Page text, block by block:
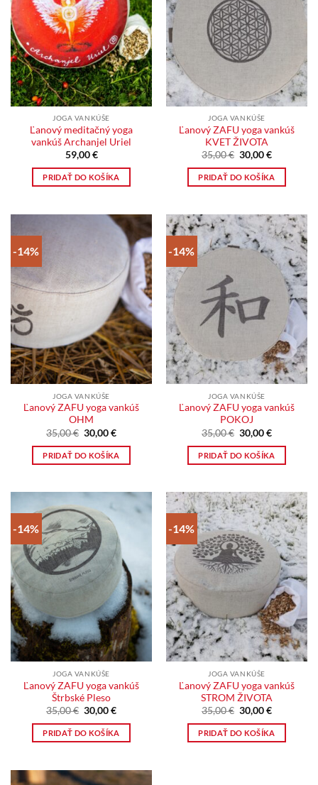
JOGA VANKÚŠE
Ľanový meditačný yoga
vankúš Archanjel Uriel
59,00€
PRIDAŤ DO KOŠÍKA
JOGA VANKÚŠE
Ľanový ZAFU yoga vankúš
KVET ŽIVOTA
35,00€ Pôvodná
cena
bola:
35,00 €.
30,00€Aktuálna
je:
30,00 €.
PRIDAŤ DO KOŠÍKA
-14%
JOGA VANKÚŠE
Ľanový ZAFU yoga vankúš
OHM
35,00€ Pôvodná
cena
bola:
35,00 €.
30,00€Aktuálna
je:
30,00 €.
PRIDAŤ DO KOŠÍKA
-14%
JOGA VANKÚŠE
Ľanový ZAFU yoga vankúš
POKOJ
35,00€ Pôvodná
cena
bola:
35,00 €.
30,00€Aktuálna
je:
30,00 €.
PRIDAŤ DO KOŠÍKA
-14%
JOGA VANKÚŠE
Ľanový ZAFU yoga vankúš
Štrbské Pleso
35,00€ Pôvodná
cena
bola:
35,00 €.
30,00€Aktuálna
je:
30,00 €.
PRIDAŤ DO KOŠÍKA
-14%
JOGA VANKÚŠE
Ľanový ZAFU yoga vankúš
STROM ŽIVOTA
35,00€ Pôvodná
cena
bola:
35,00 €.
30,00€Aktuálna
je:
30,00 €.
PRIDAŤ DO KOŠÍKA